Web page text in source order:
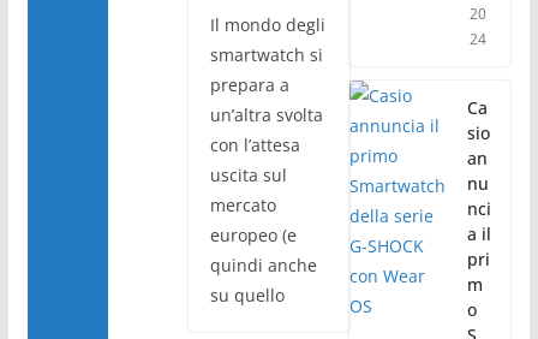
Il mondo degli
smartwatch si
prepara a
un’altra svolta
con l’attesa
uscita sul
mercato
europeo (e
quindi anche
su quello
20
24
Ca
sio
an
nu
nci
a il
pri
m
o